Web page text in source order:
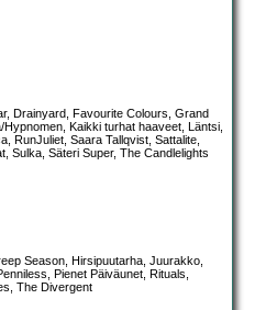
Drainyard, Favourite Colours, Grand
Kaikki turhat haaveet, Läntsi,
RunJuliet, Saara Tallqvist, Sattalite,
Sulka, Säteri Super, The Candlelights
Season, Hirsipuutarha, Juurakko,
Pienet Päiväunet, Rituals,
The Divergent